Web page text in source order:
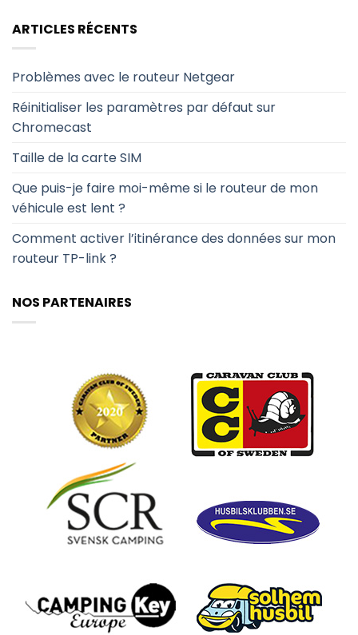
ARTICLES RÉCENTS
Problèmes avec le routeur Netgear
Réinitialiser les paramètres par défaut sur
Chromecast
Taille de la carte SIM
Que puis-je faire moi-même si le routeur de mon
véhicule est lent ?
Comment activer l’itinérance des données sur mon
routeur TP-link ?
NOS PARTENAIRES